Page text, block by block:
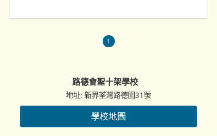
1
路德會聖十架學校
地址: 新界荃灣路德圍31號
學校地圖